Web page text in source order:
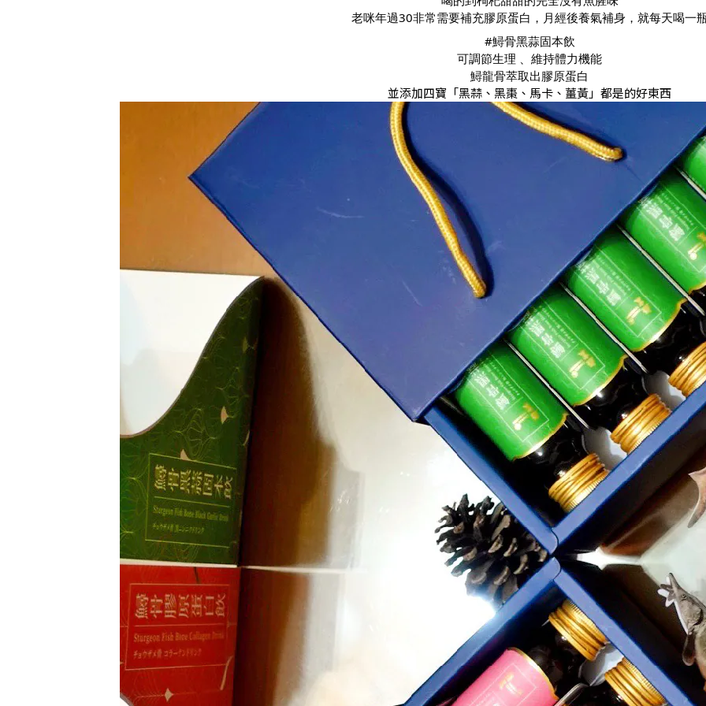
老咪年過30非常需要補充膠原蛋白，月經後養氣補身，就每天喝一
#鱘骨黑蒜固本飲
可調節生理 、維持體力機能
鱘龍骨萃取出膠原蛋白
並添加四寶「黑蒜、黑棗、馬卡、薑黃」都是的好東西